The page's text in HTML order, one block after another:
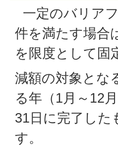
一定のバリア
件を満たす場合
を限度として固
減額の対象とな
る年（1月～12
31日に完了した
す。